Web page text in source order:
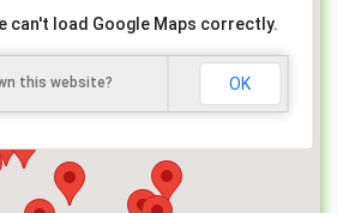
can't load Google Maps correctly.
this website? OK